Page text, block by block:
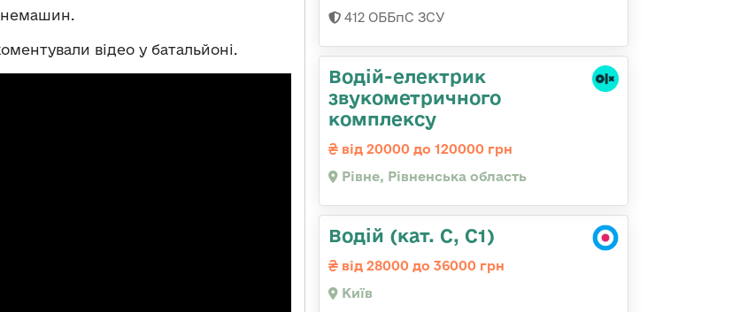
відео у батальйоні.
412 ОББпС ЗСУ
Водій-електрик
звукометричного
комплексу
від 20000 до 120000 грн
Рівне, Рівненська область
Водій (кат. С, С1)
від 28000 до 36000 грн
Київ